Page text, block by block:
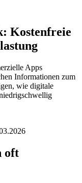
Kostenfreie
Apps
Informationen zum
wie digitale
oft